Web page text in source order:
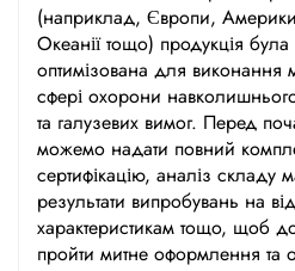
(наприклад, Європи,
Океанії тощо) продукція була
оптимізована для виконання
сфері охорони
та галузевих вимог. Перед
можемо надати повний
сертифікацію, аналіз складу
результати випробувань на
характеристикам тощо, щоб
пройти митне оформлення та